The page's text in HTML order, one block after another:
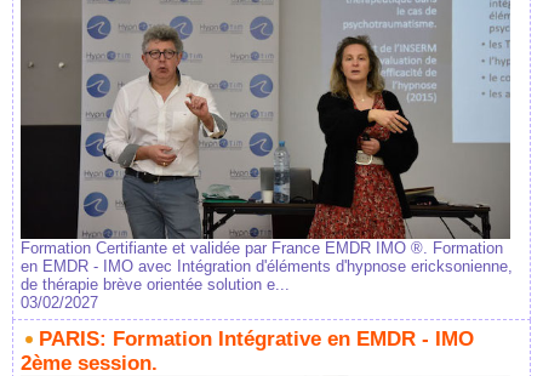
Formation Certifiante et validée par France EMDR IMO ®. Formation
en EMDR - IMO avec Intégration d'éléments d'hypnose ericksonienne,
de thérapie brève orientée solution e...
03/02/2027
PARIS: Formation Intégrative en EMDR - IMO
2ème session.